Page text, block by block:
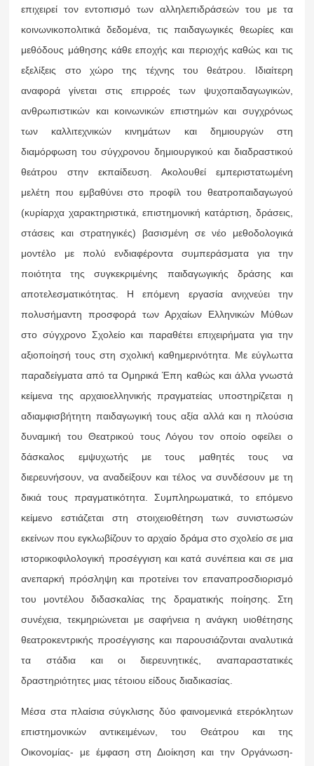
επιχειρεί τον εντοπισμό των αλληλεπιδράσεών του με τα
κοινωνικοπολιτικά δεδομένα, τις παιδαγωγικές θεωρίες και
μεθόδους μάθησης κάθε εποχής και περιοχής καθώς και τις
εξελίξεις στο χώρο της τέχνης του θεάτρου. Ιδιαίτερη
αναφορά γίνεται στις επιρροές των ψυχοπαιδαγωγικών,
ανθρωπιστικών και κοινωνικών επιστημών και συγχρόνως
των καλλιτεχνικών κινημάτων και δημιουργών στη
διαμόρφωση του σύγχρονου δημιουργικού και διαδραστικού
θεάτρου στην εκπαίδευση. Ακολουθεί εμπεριστατωμένη
μελέτη που εμβαθύνει στο προφίλ του θεατροπαιδαγωγού
(κυρίαρχα χαρακτηριστικά, επιστημονική κατάρτιση, δράσεις,
στάσεις και στρατηγικές) βασισμένη σε νέο μεθοδολογικά
μοντέλο με πολύ ενδιαφέροντα συμπεράσματα για την
ποιότητα της συγκεκριμένης παιδαγωγικής δράσης και
αποτελεσματικότητας. Η επόμενη εργασία ανιχνεύει την
πολυσήμαντη προσφορά των Αρχαίων Ελληνικών Μύθων
στο σύγχρονο Σχολείο και παραθέτει επιχειρήματα για την
αξιοποίησή τους στη σχολική καθημερινότητα. Με εύγλωττα
παραδείγματα από τα Ομηρικά Έπη καθώς και άλλα γνωστά
κείμενα της αρχαιοελληνικής πραγματείας υποστηρίζεται η
αδιαμφισβήτητη παιδαγωγική τους αξία αλλά και η πλούσια
δυναμική του Θεατρικού τους Λόγου τον οποίο οφείλει ο
δάσκαλος εμψυχωτής με τους μαθητές τους να
διερευνήσουν, να αναδείξουν και τέλος να συνδέσουν με τη
δικιά τους πραγματικότητα. Συμπληρωματικά, το επόμενο
κείμενο εστιάζεται στη στοιχειοθέτηση των συνιστωσών
εκείνων που εγκλωβίζουν το αρχαίο δράμα στο σχολείο σε μια
ιστορικοφιλολογική προσέγγιση και κατά συνέπεια και σε μια
ανεπαρκή πρόσληψη και προτείνει τον επαναπροσδιορισμό
του μοντέλου διδασκαλίας της δραματικής ποίησης. Στη
συνέχεια, τεκμηριώνεται με σαφήνεια η ανάγκη υιοθέτησης
θεατροκεντρικής προσέγγισης και παρουσιάζονται αναλυτικά
τα στάδια και οι διερευνητικές, αναπαραστατικές
δραστηριότητες μιας τέτοιου είδους διαδικασίας.
Μέσα στα πλαίσια σύγκλισης δύο φαινομενικά ετερόκλητων
επιστημονικών αντικειμένων, του Θεάτρου και της
Οικονομίας- με έμφαση στη Διοίκηση και την Οργάνωση-